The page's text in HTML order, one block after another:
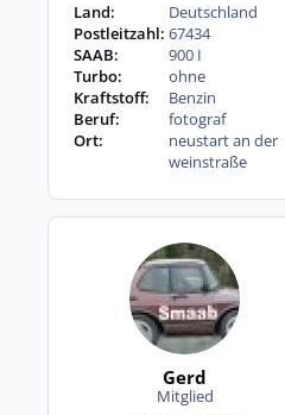
Land:
Deutschland
Postleitzahl: 67434
SAAB:
900 I
Turbo:
ohne
Kraftstoff:
Benzin
Beruf:
fotograf
Ort:
neustart an der
weinstraße
Gerd
Mitglied